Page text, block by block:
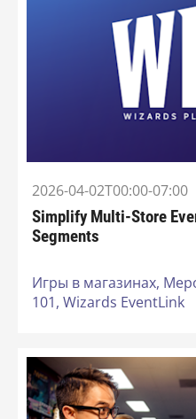
2026-04-02T00:00-07:00
Simplify Multi-Store
Segments
Игры в магазинах,
101, Wizards EventLink